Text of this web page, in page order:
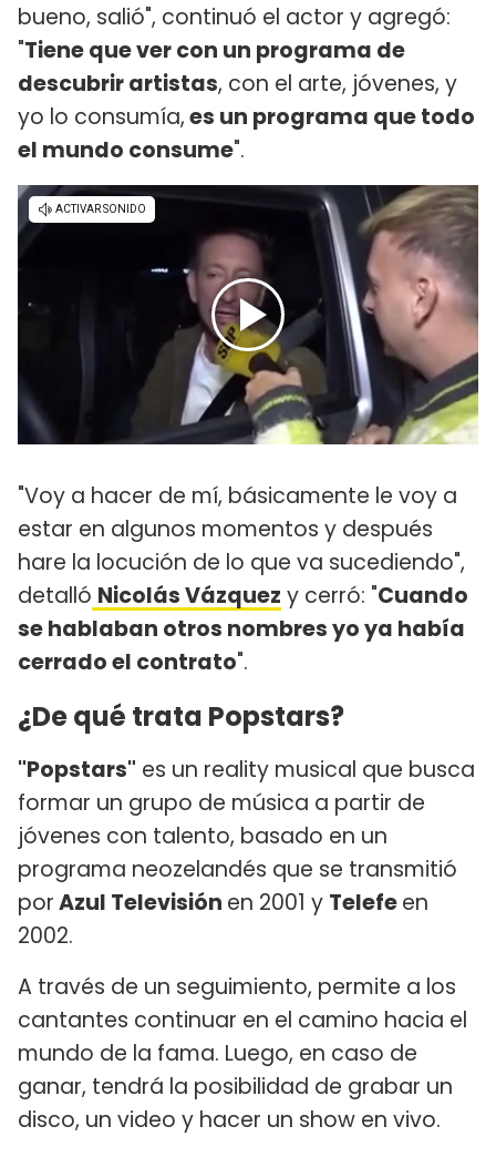
bueno, salió", continuó el actor y agregó:
"Tiene que ver con un programa de
descubrir artistas, con el arte, jóvenes, y
yo lo consumía,es un programa que todo
el mundo consume".
​"Voy a hacer de mí, básicamente le voy a
estar en algunos momentos y después
hare la locución de lo que va sucediendo",
detalló Nicolás Vázquez y cerró: "Cuando
se hablaban otros nombres yo ya había
cerrado el contrato".
¿De qué trata Popstars?
"Popstars" es un reality musical que busca
formar un grupo de música a partir de
jóvenes con talento, basado en un
programa neozelandés que se transmitió
porAzul Televisión en 2001 y Telefeen
2002.
A través de un seguimiento, permite a los
cantantes continuar en el camino hacia el
mundo de la fama. Luego, en caso de
ganar, tendrá la posibilidad de grabar un
disco, un video y hacer un show en vivo.